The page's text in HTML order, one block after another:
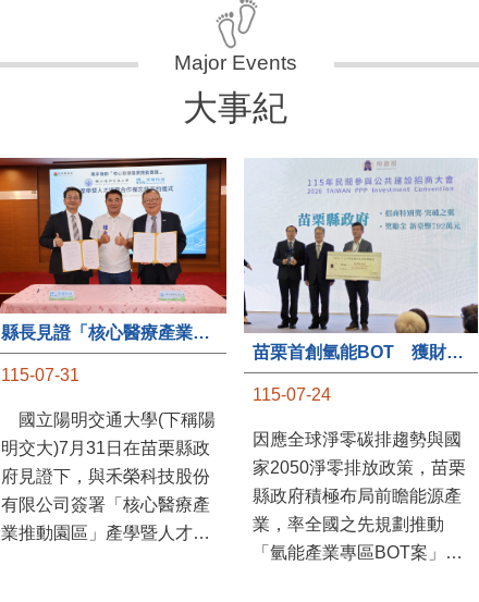
大事紀
縣長見證「核心醫療產業推動園區」產學合作簽約儀式
115-07-31
國立陽明交通大學(下稱陽
明交大)7月31日在苗栗縣政
府見證下，與禾榮科技股份
有限公司簽署「核心醫療產
業推動園區」產學暨人才培
苗栗首創氫能BOT 獲財政部「突破之翼」肯定
115-07-24
因應全球淨零碳排趨勢與國
家2050淨零排放政策，苗栗
縣政府積極布局前瞻能源產
業，率全國之先規劃推動
「氫能產業專區BOT案」，